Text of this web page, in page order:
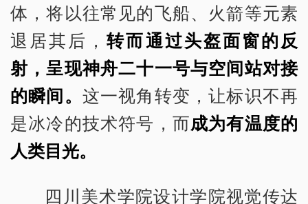
体，将以往常见的飞船、火箭等元素
退居其后，转而通过头盔面窗的反
射，呈现神舟二十一号与空间站对接
的瞬间。 这一视角转变，让标识不再
是冰冷的技术符号，而成为有温度的
人类目光。
四川美术学院设计学院视觉传达